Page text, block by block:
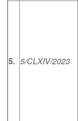
5. 5/CLXIV/2023